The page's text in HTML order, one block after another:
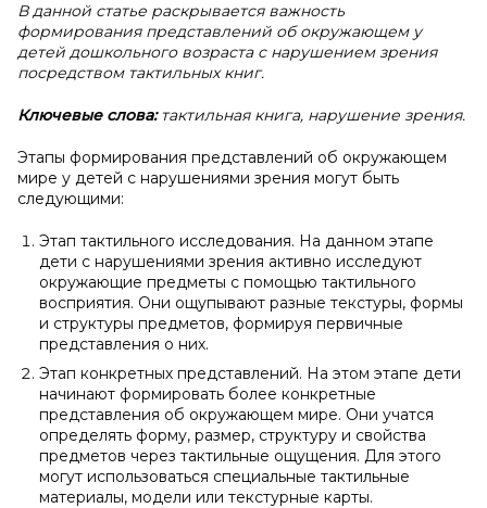
В данной статье раскрывается важность
формирования представлений об окружающем у
детей дошкольного возраста с нарушением зрения
посредством тактильных книг.
Ключевые слова:тактильная книга, нарушение зрения.
Этапы формирования представлений об окружающем
мире у детей с нарушениями зрения могут быть
следующими:
Этап тактильного исследования. На данном этапе
дети с нарушениями зрения активно исследуют
окружающие предметы с помощью тактильного
восприятия. Они ощупывают разные текстуры, формы
и структуры предметов, формируя первичные
представления о них.
Этап конкретных представлений. На этом этапе дети
начинают формировать более конкретные
представления об окружающем мире. Они учатся
определять форму, размер, структуру и свойства
предметов через тактильные ощущения. Для этого
могут использоваться специальные тактильные
материалы, модели или текстурные карты.